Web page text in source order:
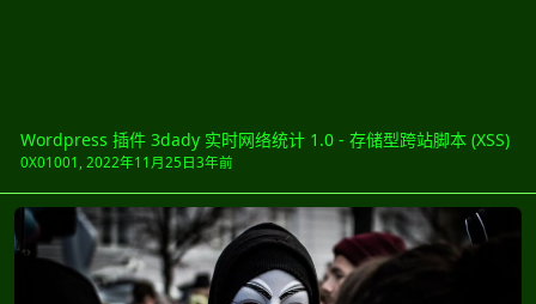
Wordpress 插件 3dady 实时网络统计 1.0 - 存储型跨站脚本 (XSS)
0X01001 2022年11月25日3年前
世界黑客新闻动态